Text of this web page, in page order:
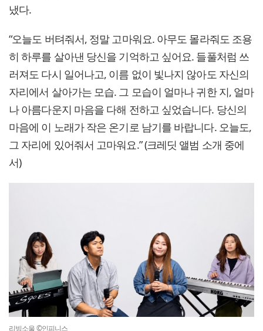
냈다.
“오늘도 버텨줘서, 정말 고마워요. 아무도 몰라줘도 조용
히 하루를 살아낸 당신을 기억하고 싶어요. 들풀처럼 쓰
러져도 다시 일어나고, 이름 없이 빛나지 않아도 자신의
자리에서 살아가는 모습. 그 모습이 얼마나 귀한 지, 얼마
나 아름다운지 마음을 다해 전하고 싶었습니다. 당신의
마음에 이 노래가 작은 온기로 남기를 바랍니다. 오늘도,
그 자리에 있어줘서 고마워요.” (크레딧 앨범 소개 중에
서)
리빙소울 ©인피니스